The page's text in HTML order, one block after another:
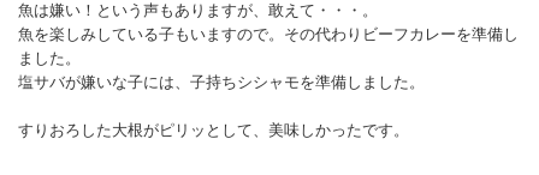
魚は嫌い！という声もありますが、敢えて・・・。
魚を楽しみしている子もいますので。その代わりビーフカレーを準備し
ました。
塩サバが嫌いな子には、子持ちシシャモを準備しました。
すりおろした大根がピリッとして、美味しかったです。